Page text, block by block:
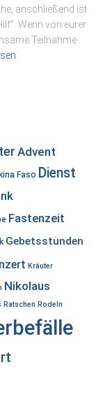
anschließend ist
Wenn von eurer
Teilnahme
Advent
Faso Dienst
Fastenzeit
Gebetsstunden
Kräuter
Nikolaus
Ratschen Rodeln